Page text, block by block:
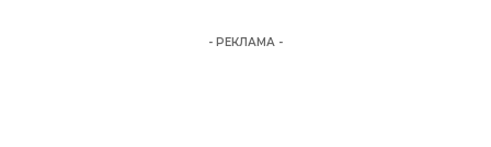
- РЕКЛАМА -